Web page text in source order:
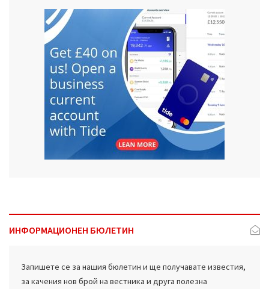
ИНФОРМАЦИОНЕН БЮЛЕТИН
Запишете се за нашия бюлетин и ще получавате известия,
за качения нов брой на вестника и друга полезна